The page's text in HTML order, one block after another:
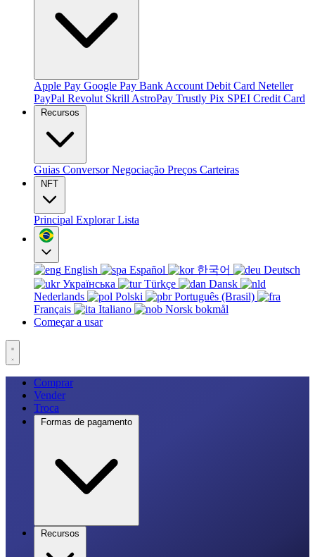
Apple Pay Google Pay Bank Account Debit Card Neteller
PayPal Revolut Skrill AstroPay Trustly Pix SPEI Credit Card
Recursos
Guias ConversorNegociação Preços Carteiras
NFT
Principal ExplorarLista
English Español 한국어
Deutsch
Українська
Türkçe
Dansk
Nederlands
Polski
Português (Brasil)
Français
Italiano
Norsk bokmål
Começar a usar
Comprar
Vender
Troca
Formas de pagamento
Recursos